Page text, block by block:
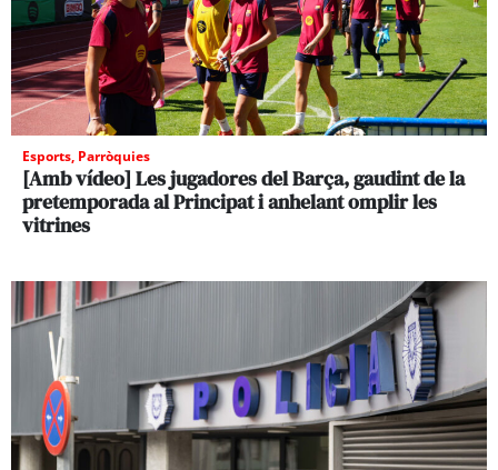
Esports, Parròquies
[Amb vídeo] Les jugadores del Barça, gaudint de la
pretemporada al Principat i anhelant omplir les
vitrines